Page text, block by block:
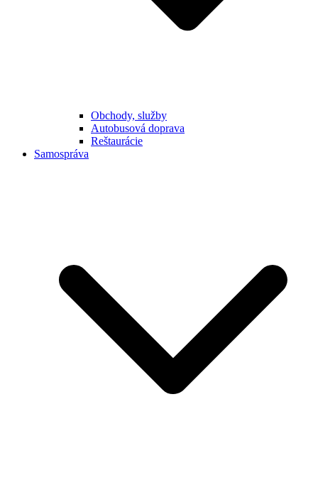
Obchody, služby
Autobusová doprava
Reštaurácie
Samospráva